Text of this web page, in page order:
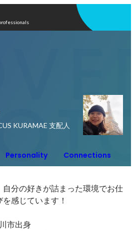
KURAMAE 支配人
Personality Connections
自分の好きが詰まった環境でお仕
感じています！
市出身